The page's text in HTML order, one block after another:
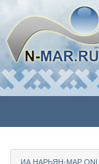
ИА НАРЬЯН-МАР